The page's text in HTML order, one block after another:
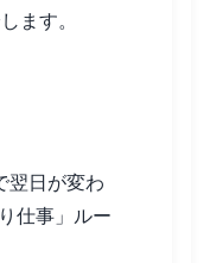
ます。
翌日が変わ
仕事」ルー